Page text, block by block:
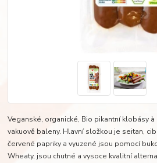
Veganské, organické, Bio pikantní klobásy
vakuově baleny. Hlavní složkou je seitan,
červené papriky a vyuzené jsou pomocí
Wheaty, jsou chutné a vysoce kvalitní